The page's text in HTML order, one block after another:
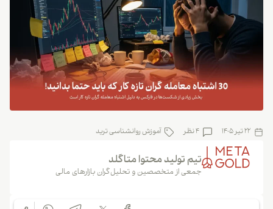
22 تیر 1405 4 نظر آموزش روانشناسی ترید
تیم تولید محتوا متاگلد
جمعی از متخصصین و تحلیل‌گران بازارهای مالی